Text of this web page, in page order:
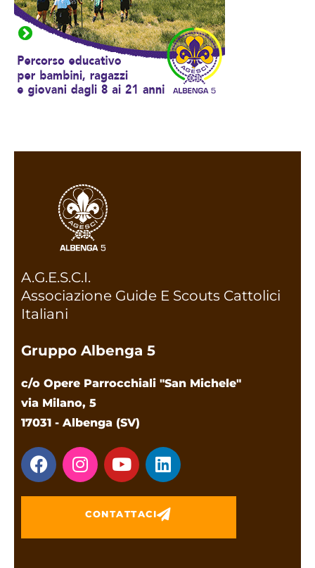
A.G.E.S.C.I.
Associazione Guide E Scouts Cattolici
Italiani
Gruppo Albenga 5
c/o Opere Parrocchiali "San Michele"
via Milano, 5
17031 - Albenga (SV)
CONTATTACI